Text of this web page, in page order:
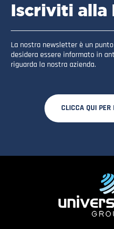
Iscriviti alla
La nostra newsletter è un
desidera essere informato in
riguarda la nostra azienda.
CLICCA QUI PER